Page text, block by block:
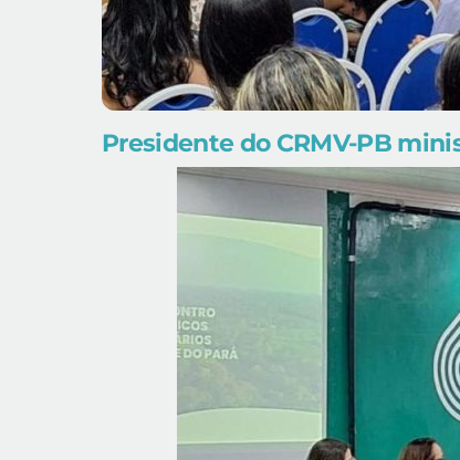
Presidente do CRMV-PB